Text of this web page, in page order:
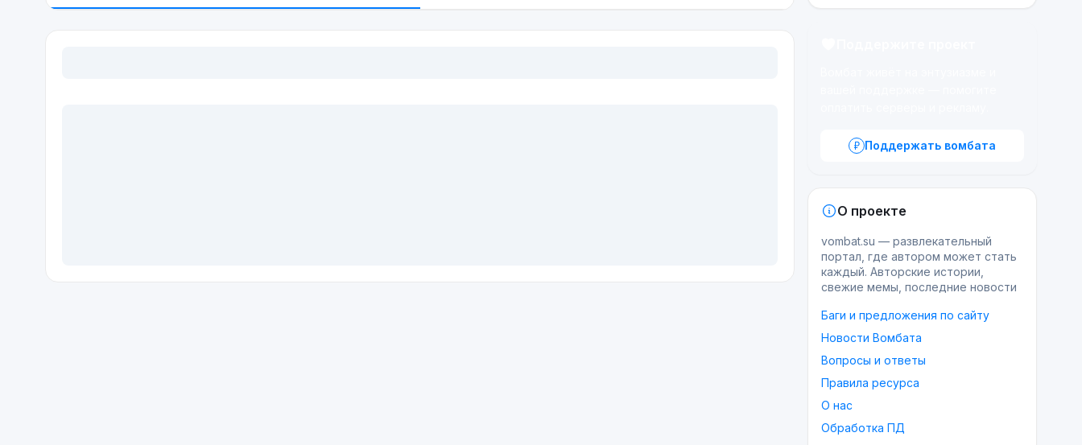
Поддержать вомбата
О проекте
vombat.su — развлекательный
портал, где автором может стать
каждый. Авторские истории,
свежие мемы, последние новости
Баги и предложения по сайту
Новости Вомбата
Вопросы и ответы
Правила ресурса
О нас
Обработка ПД